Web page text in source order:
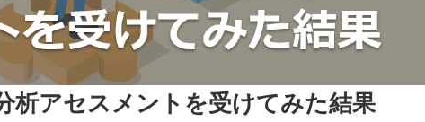
析アセスメントを受けてみた結果